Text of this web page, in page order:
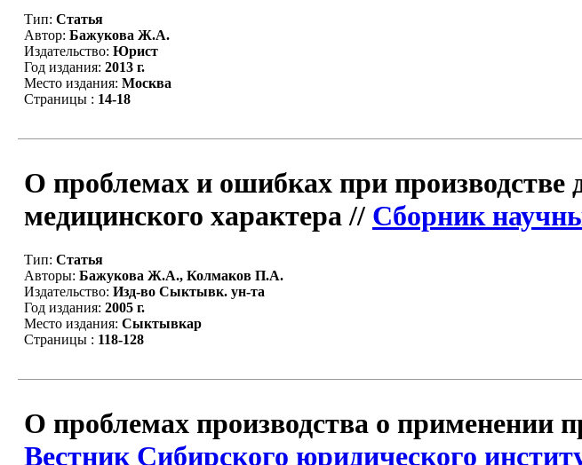
Тип: Статья
Автор: Бажукова Ж.А.
Издательство: Юрист
Год издания: 2013 г.
Место издания: Москва
Страницы : 14-18
О проблемах и ошибках при
медицинского характера // Сборник
Тип: Статья
Авторы: Бажукова Ж.А., Колмаков П.А.
Издательство: Изд-во Сыктывк. ун-та
Год издания: 2005 г.
Место издания: Сыктывкар
Страницы : 118-128
О проблемах производства о применении
Вестник Сибирского юридического